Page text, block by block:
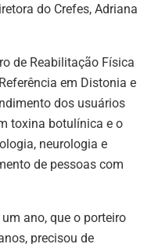
do Crefes, Adriana
de Reabilitação Física
em Distonia e
dos usuários
toxina botulínica e o
neurologia e
de pessoas com
ano, que o porteiro
precisou de